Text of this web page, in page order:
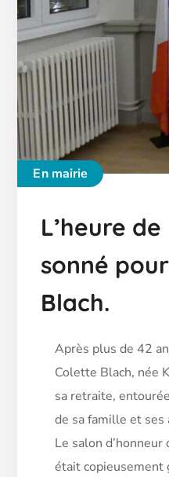
En mairie
L’heure
sonné
Blach.
Après plus de 42
Colette Blach, née
sa retraite,
de sa famille et ses
Le salon
était copieusement